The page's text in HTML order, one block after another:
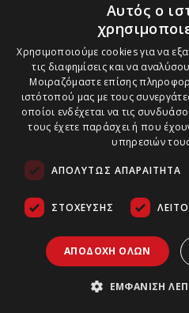
Αυτός ο
Χρησιμοποιούμε cookies για να
τις διαφημίσεις και να
Μοιραζόμαστε επίσης
ιστότοπού μας με τους
οποίοι ενδέχεται να τις
τους έχετε παράσχει ή που
υπηρεσιών
ΑΠΟΛΎΤΩΣ ΑΠΑΡΑΊΤΗΤΑ
ΣΤΌΧΕΥΣΗΣ
ΑΠΟΔΟΧΉ ΌΛΩΝ
ΕΜΦΆΝΙΣΗ